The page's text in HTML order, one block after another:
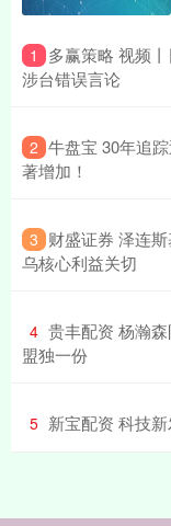
1
多赢策略 视频
涉台错误言论
2 牛盘宝 30年追
著增加！
3 财盛证券 泽连
乌核心利益关切
4 贵丰配资 杨瀚
盟独一份
5 新宝配资 科技